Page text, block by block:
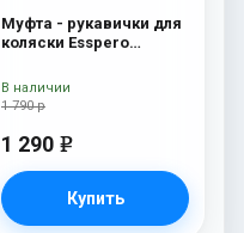
Муфта - рукавички для
коляски Esspero
шерсть) Navy
1 790 р
1 290 e
Купить
В наличии